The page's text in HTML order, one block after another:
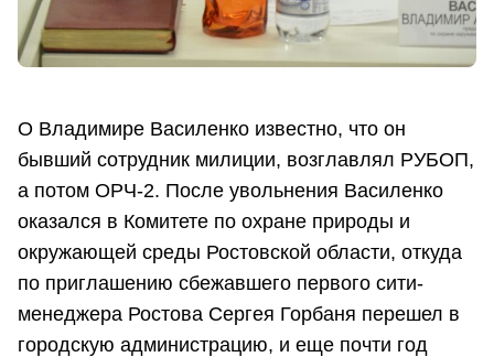
О Владимире Василенко известно, что он
бывший сотрудник милиции, возглавлял РУБОП,
а потом ОРЧ-2. После увольнения Василенко
оказался в Комитете по охране природы и
окружающей среды Ростовской области, откуда
по приглашению сбежавшего первого сити-
менеджера Ростова Сергея Горбаня перешел в
городскую администрацию, и еще почти год